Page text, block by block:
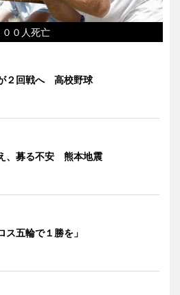
００人死亡
２回戦へ 高校野球
、募る不安 熊本地震
ス五輪で１勝を」